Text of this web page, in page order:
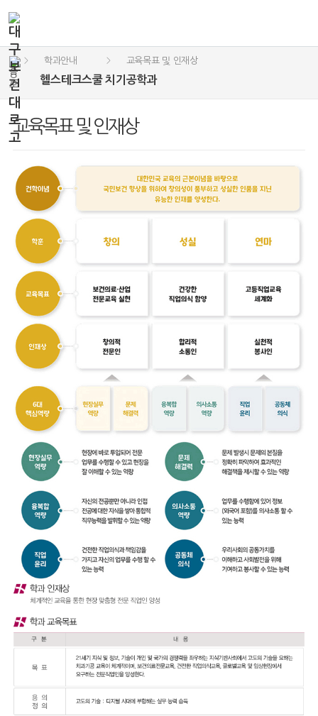
헬스테크스쿨 치기공학과
> 학과안내 > 교육목표 및 인재상
교육목표 및 인재상